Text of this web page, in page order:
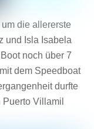
die allererste
und Isla Isabela
noch über 7
dem Speedboat
durfte
Villamil